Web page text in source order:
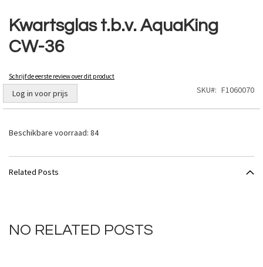
Kwartsglas t.b.v. AquaKing
CW-36
Schrijf de eerste review over dit product
Log in voor prijs SKU F1060070
Beschikbare voorraad: 84
naar
het
begin
van
afbeeldingen-
gallerij
Related Posts
NO RELATED POSTS